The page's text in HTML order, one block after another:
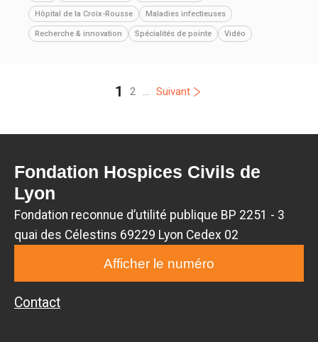
Hôpital de la Croix-Rousse Maladies infectieuses
Recherche & innovation Spécialités de pointe Vidéo
1 2 ... Suivant
Fondation Hospices Civils de
Lyon
Fondation reconnue d’utilité publique BP 2251 - 3
quai des Célestins 69229 Lyon Cedex 02
Afficher le numéro
Contact